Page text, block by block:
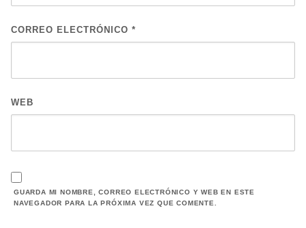
CORREO ELECTRÓNICO *
WEB
GUARDA MI NOMBRE, CORREO ELECTRÓNICO Y WEB EN ESTE
NAVEGADOR PARA LA PRÓXIMA VEZ QUE COMENTE.